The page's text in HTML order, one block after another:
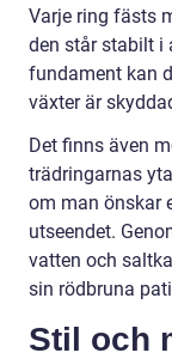
Varje ring fästs
den står stabilt i
fundament kan
växter är
Det finns även
trädringarnas
om man önskar
utseendet.
vatten och
sin rödbruna
Stil och